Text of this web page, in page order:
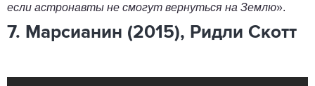
если астронавты не смогут вернуться на Землю».
7. Марсианин (2015), Ридли Скотт